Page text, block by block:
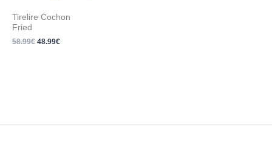
Tirelire Cochon
Fried
58.99€ 48.99€